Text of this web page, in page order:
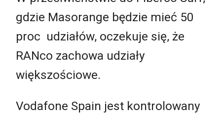
gdzie Masorange będzie mieć 50
proc udziałów, oczekuje się, że
RANco zachowa udziały
większościowe.
Vodafone Spain jest kontrolowany